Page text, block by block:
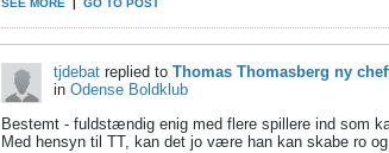
SEE MORE GO TO POST
tjdebat replied to Thomas Thomasberg ny
in Odense Boldklub
Bestemt - fuldstændig enig med flere spillere ind som
Med hensyn til TT, kan det jo være han kan skabe ro